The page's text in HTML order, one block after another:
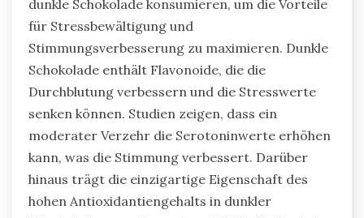
dunkle Schokolade konsumieren, um die Vorteile
für Stressbewältigung und
Stimmungsverbesserung zu maximieren. Dunkle
Schokolade enthält Flavonoide, die die
Durchblutung verbessern und die Stresswerte
senken können. Studien zeigen, dass ein
moderater Verzehr die Serotoninwerte erhöhen
kann, was die Stimmung verbessert. Darüber
hinaus trägt die einzigartige Eigenschaft des
hohen Antioxidantiengehalts in dunkler